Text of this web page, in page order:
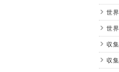
世
世
収
収